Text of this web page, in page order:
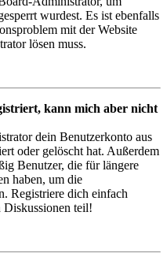
wurdest. Es ist ebenfalls
mit der Website
lösen muss.
kann mich aber nicht
dein Benutzerkonto aus
oder gelöscht hat. Außerdem
Benutzer, die für längere
haben, um die
Registriere dich einfach
Diskussionen teil!